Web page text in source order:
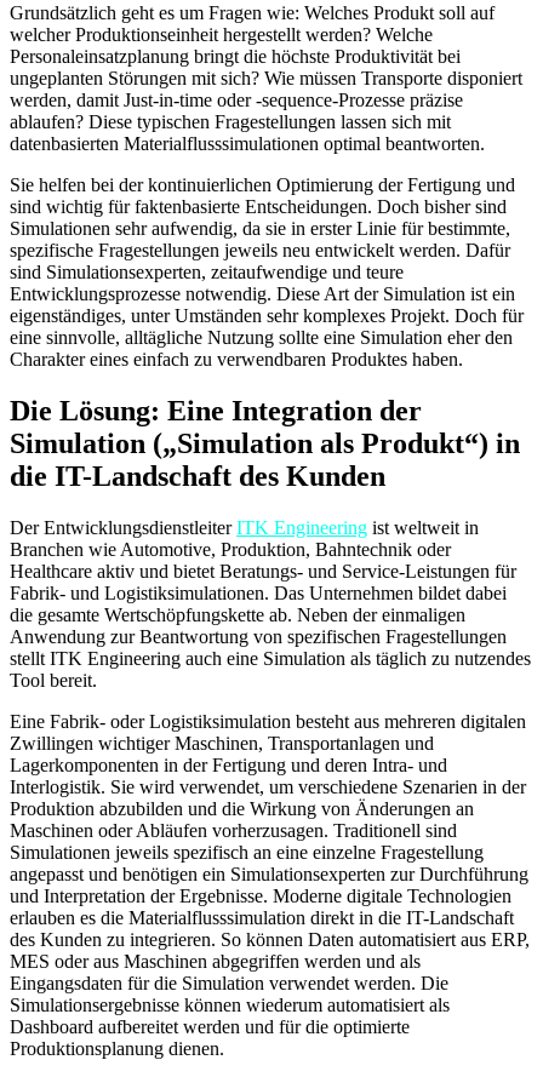
Grundsätzlich geht es um Fragen wie: Welches Produkt soll auf
welcher Produktionseinheit hergestellt werden? Welche
Personaleinsatzplanung bringt die höchste Produktivität bei
ungeplanten Störungen mit sich? Wie müssen Transporte disponiert
werden, damit Just-in-time oder -sequence-Prozesse präzise
ablaufen? Diese typischen Fragestellungen lassen sich mit
datenbasierten Materialflusssimulationen optimal beantworten.
Sie helfen bei der kontinuierlichen Optimierung der Fertigung und
sind wichtig für faktenbasierte Entscheidungen. Doch bisher sind
Simulationen sehr aufwendig, da sie in erster Linie für bestimmte,
spezifische Fragestellungen jeweils neu entwickelt werden. Dafür
sind Simulationsexperten, zeitaufwendige und teure
Entwicklungsprozesse notwendig. Diese Art der Simulation ist ein
eigenständiges, unter Umständen sehr komplexes Projekt. Doch für
eine sinnvolle, alltägliche Nutzung sollte eine Simulation eher den
Charakter eines einfach zu verwendbaren Produktes haben.
Die Lösung: Eine Integration der
Simulation („Simulation als Produkt“) in
die IT-Landschaft des Kunden
Der EntwicklungsdienstleiterITK Engineering ist weltweit in
Branchen wie Automotive, Produktion, Bahntechnik oder
Healthcare aktiv und bietet Beratungs- und Service-Leistungen für
Fabrik- und Logistiksimulationen. Das Unternehmen bildet dabei
die gesamte Wertschöpfungskette ab. Neben der einmaligen
Anwendung zur Beantwortung von spezifischen Fragestellungen
stellt ITK Engineering auch eine Simulation als täglich zu nutzendes
Tool bereit.
Eine Fabrik- oder Logistiksimulation besteht aus mehreren digitalen
Zwillingen wichtiger Maschinen, Transportanlagen und
Lagerkomponenten in der Fertigung und deren Intra- und
Interlogistik. Sie wird verwendet, um verschiedene Szenarien in der
Produktion abzubilden und die Wirkung von Änderungen an
Maschinen oder Abläufen vorherzusagen. Traditionell sind
Simulationen jeweils spezifisch an eine einzelne Fragestellung
angepasst und benötigen ein Simulationsexperten zur Durchführung
und Interpretation der Ergebnisse. Moderne digitale Technologien
erlauben es die Materialflusssimulation direkt in die IT-Landschaft
des Kunden zu integrieren. So können Daten automatisiert aus ERP,
MES oder aus Maschinen abgegriffen werden und als
Eingangsdaten für die Simulation verwendet werden. Die
Simulationsergebnisse können wiederum automatisiert als
Dashboard aufbereitet werden und für die optimierte
Produktionsplanung dienen.